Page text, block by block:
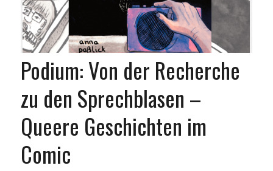
Podium: Von der Recherche
zu den Sprechblasen –
Queere Geschichten im
Comic